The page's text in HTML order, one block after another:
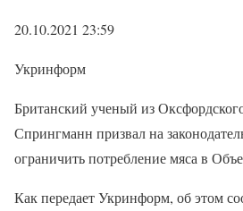
20.10.2021 23:59
Укринформ
Британский ученый из
Спрингманн призвал на
ограничить потребление мяса в
Как передает Укринформ, об этом